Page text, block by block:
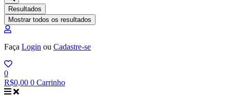
Resultados
Mostrar todos os resultados
Faça Login ou Cadastre-se
0
R$0,00 0 Carrinho